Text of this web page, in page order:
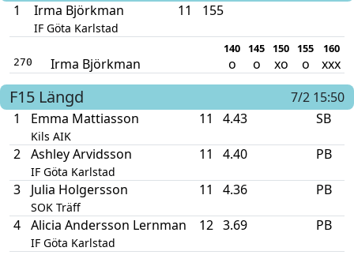
1
Irma Björkman
IF Göta Karlstad
11 155
140 145 150 155 160
270 Irma Björkman o o xo o xxx
F15 Längd
7/2 15:50
1
Emma Mattiasson
Kils AIK
11 4.43 SB
2 Ashley Arvidsson
IF Göta Karlstad
11 4.40 PB
3 Julia Holgersson
SOK Träff
11 4.36 PB
4 Alicia Andersson Lernman
IF Göta Karlstad
12 3.69 PB